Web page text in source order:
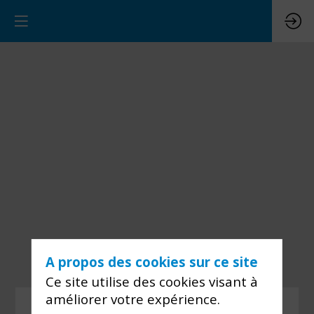
Vous devez vous connecter pour voir ce
A propos des cookies sur ce site
Ce site utilise des cookies visant à
améliorer votre expérience.